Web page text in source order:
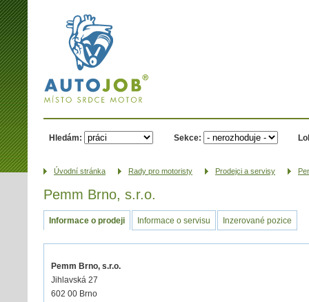
AUTOJOB.cz -
místo srdce
motor
Hledám: Sekce:
Úvodní­ stránka Rady pro motoristy Prodejci a servisy
Pemm Brno, s.r.o.
Informace o prodeji Informace o servisu Inzerované pozice
Pemm Brno, s.r.o.
Jihlavská 27
602 00 Brno